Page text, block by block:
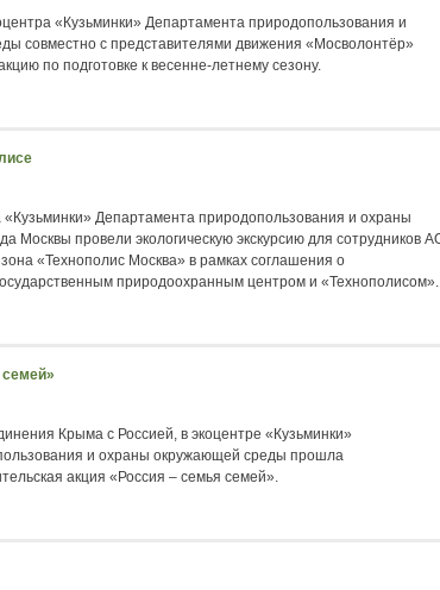
«Кузьминки» Департамента природопользования и
совместно с представителями движения «Мосволонтёр»
по подготовке к весенне-летнему сезону.
Департамента природопользования и охраны
Москвы провели экологическую экскурсию для сотрудников
«Технополис Москва» в рамках соглашения о
природоохранным центром и «Технополисом».
Крыма с Россией, в экоцентре «Кузьминки»
и охраны окружающей среды прошла
акция «Россия – семья семей».